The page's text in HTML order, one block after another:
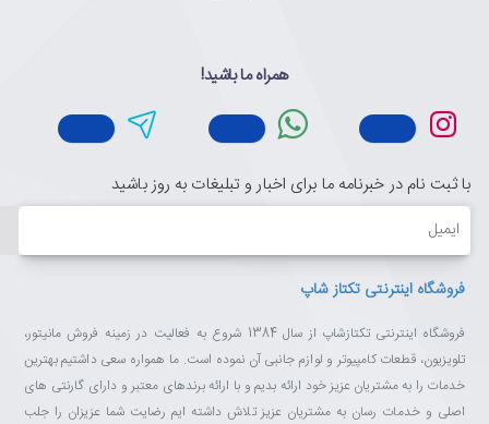
همراه ما باشید!
با ثبت نام در خبرنامه ما برای اخبار و تبلیغات به روز باشید
ایمیل
فروشگاه اینترنتی تکتاز شاپ
فروشگاه اینترنتی تکتازشاپ از سال 1384 شروع به فعالیت در زمینه فروش مانیتور،
تلویزیون، قطعات کامپیوتر و لوازم جانبی آن نموده است. ما همواره سعی داشتیم بهترین
خدمات را به مشتریان عزیز خود ارائه بدیم و با ارائه برندهای معتبر و دارای گارنتی های
اصلی و خدمات رسان به مشتریان عزیز تلاش داشته ایم رضایت شما عزیزان را جلب